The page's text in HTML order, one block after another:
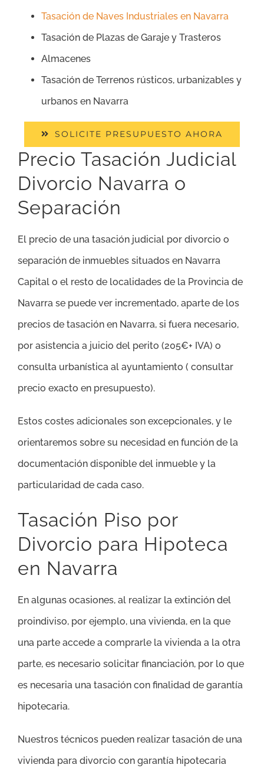
Tasación de Naves Industriales en Navarra
Tasación de Plazas de Garaje y Trasteros
Almacenes
Tasación de Terrenos rústicos, urbanizables y
urbanos en Navarra
SOLICITE PRESUPUESTO AHORA
Precio Tasación Judicial
Divorcio Navarra o
Separación
El precio de una tasación judicial por divorcio o
separación de inmuebles situados en Navarra
Capital o el resto de localidades de la Provincia de
Navarra se puede ver incrementado, aparte de los
precios de tasación en Navarra, si fuera necesario,
por asistencia a juicio del perito (205€+ IVA) o
consulta urbanística al ayuntamiento ( consultar
precio exacto en presupuesto).
Estos costes adicionales son excepcionales, y le
orientaremos sobre su necesidad en función de la
documentación disponible del inmueble y la
particularidad de cada caso.
Tasación Piso por
Divorcio para Hipoteca
en Navarra
En algunas ocasiones, al realizar la extinción del
proindiviso, por ejemplo, una vivienda, en la que
una parte accede a comprarle la vivienda a la otra
parte, es necesario solicitar financiación, por lo que
es necesaria una tasación con finalidad de garantía
hipotecaria.
Nuestros técnicos pueden realizar tasación de una
vivienda para divorcio con garantía hipotecaria